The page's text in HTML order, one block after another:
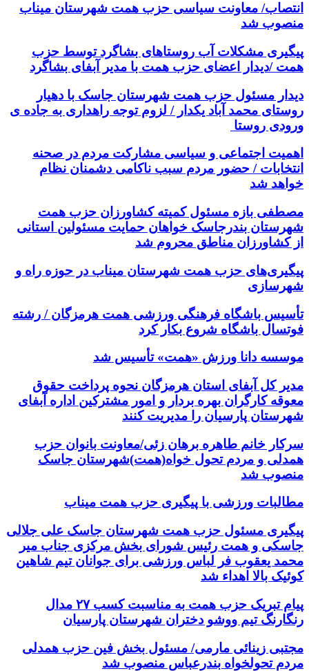
انتصاب/ معاونت سیاسی حزب همت شهرستان میناب
منصوب شد
پیگیری مشکلات آب روستاهای بشاگرد توسط حزب
همت /دیدار اعضای حزب همت با مدیر آبفای بشاگرد
دیدار مسئول حزب همت شهرستان جاسک با دهیار
روستای محمد آباد یکدار / لزوم توجه راهداری به جاده ی
ورودی روستا
اهمیت اجتماعی و سیاسی مشارکت مردم در صحنه
انتخابات / حضور مردم سبب ناکامی دشمنان نظام
خواهد شد
مصطفی بازه مسئول کمیته کشاورزان حزب همت
شهرستان بندرجاسک خواهان حمایت مسئولین استانی
از کشاورزان مناطق محروم شد
پیگیری‌های حزب همت شهرستان میناب در حوزه راه و
شهرسازی
تأسیس باشگاه فرهنگی ورزشی همت هرمزگان / رشته
فوتسال باشگاه شروع بکار کرد
موسسه دانا ورزش «همت» تأسیس شد
مدیر کل آبفای استان هرمزگان نحوه پرداخت حقوق
معوقه کارگران بهره بردار و امور مشترکین اداره آبفای
شهرستان پارسیان را مدیریت کنند
سرکار خانم طاهره برهان زئی/معاونت بانوان حزب
همدلی و مردم تحول خواه(همت)شهرستان جاسک
منصوب شد
مطالبات ورزشی با پیگیری حزب همت میناب
پیگیری مسئول حزب همت شهرستان جاسک علی جلالی
جاسکی و همت رئیس شورای بخش مرکزی جناب میر
محمد یعقوب فر لباس ورزشی برای جوانان تیم شاهین
کوئیک بالا اهداء شد
پیام تبریک حزب همت به مناسبت کسب ۲۷ مدال
رنگارنگ تیم ووشو دختران شهرستان پارسیان
مجتبی زینائی مارمی/ مسئول بخش فین حزب همدلی
مردم تحولخواه بندرعباس منصوب شد